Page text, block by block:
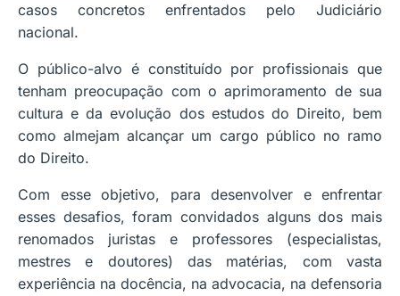
casos concretos enfrentados pelo Judiciário
nacional.
O público-alvo é constituído por profissionais que
tenham preocupação com o aprimoramento de sua
cultura e da evolução dos estudos do Direito, bem
como almejam alcançar um cargo público no ramo
do Direito.
Com esse objetivo, para desenvolver e enfrentar
esses desafios, foram convidados alguns dos mais
renomados juristas e professores (especialistas,
mestres e doutores) das matérias, com vasta
experiência na docência, na advocacia, na defensoria